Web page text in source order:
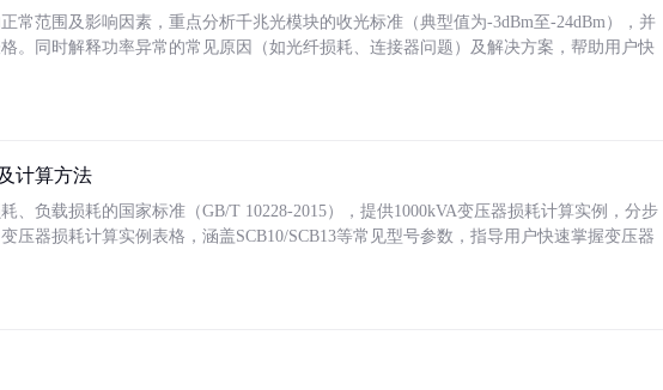
常范围及影响因素，重点分析千兆光模块的收光标准（典型值为-3dBm至-24dBm），并
。同时解释功率异常的常见原因（如光纤损耗、连接器问题）及解决方案，帮助用户快
计算方法
、负载损耗的国家标准（GB/T 10228-2015），提供1000kVA变压器损耗计算实例，分步
压器损耗计算实例表格，涵盖SCB10/SCB13等常见型号参数，指导用户快速掌握变压器